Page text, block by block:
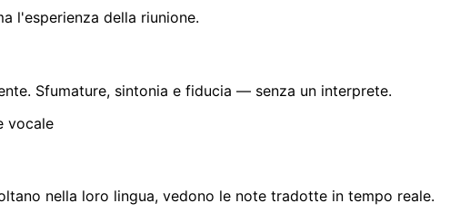
l'esperienza della riunione.
Sfumature, sintonia e fiducia — senza un interprete.
vocale
nella loro lingua, vedono le note tradotte in tempo reale.